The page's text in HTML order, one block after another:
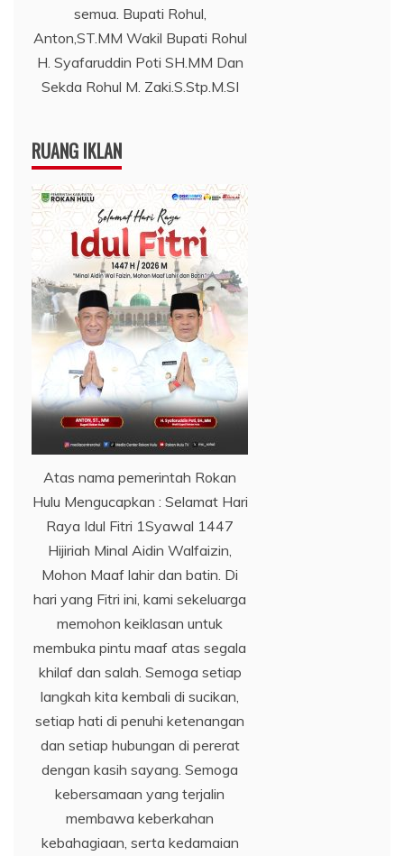
semua. Bupati Rohul,
Anton,ST.MM Wakil Bupati Rohul
H. Syafaruddin Poti SH.MM Dan
Sekda Rohul M. Zaki.S.Stp.M.SI
RUANG IKLAN
Atas nama pemerintah Rokan
Hulu Mengucapkan : Selamat Hari
Raya Idul Fitri 1Syawal 1447
Hijiriah Minal Aidin Walfaizin,
Mohon Maaf lahir dan batin. Di
hari yang Fitri ini, kami sekeluarga
memohon keiklasan untuk
membuka pintu maaf atas segala
khilaf dan salah. Semoga setiap
langkah kita kembali di sucikan,
setiap hati di penuhi ketenangan
dan setiap hubungan di pererat
dengan kasih sayang. Semoga
kebersamaan yang terjalin
membawa keberkahan
kebahagiaan, serta kedamaian